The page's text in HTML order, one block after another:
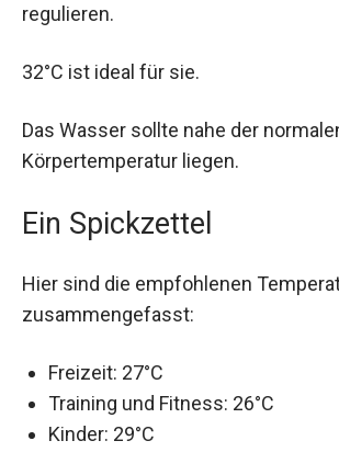
regulieren.
32°C ist ideal für sie.
Das Wasser sollte nahe der
Körpertemperatur liegen.
Ein Spickzettel
Hier sind die empfohlenen
zusammengefasst:
Freizeit: 27°C
Training und Fitness: 26°C
Kinder: 29°C